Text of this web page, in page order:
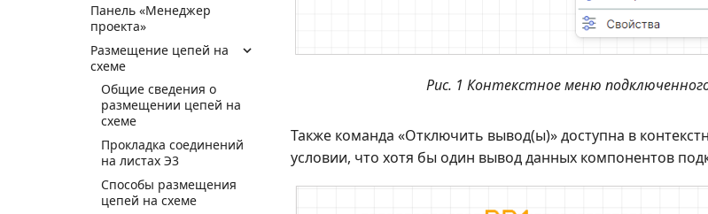
Панель «Менеджер
проекта»
Размещение цепей на
схеме
Общие сведения о
размещении цепей на
схеме
Прокладка соединений
на листах Э3
Способы размещения
цепей на схеме
Рис. 1 Контекстное меню
Также команда «Отключить вывод(ы)» доступна в
условии, что хотя бы один вывод данных компонентов